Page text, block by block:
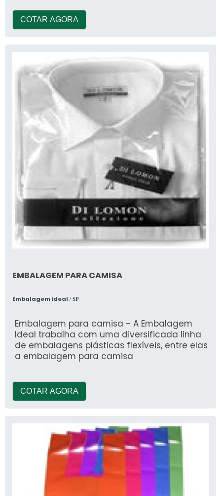
COTAR AGORA
EMBALAGEM PARA CAMISA
Embalagem Ideal / SP
Embalagem para camisa - A Embalagem
Ideal trabalha com uma diversificada linha
de embalagens plásticas flexíveis, entre elas
a embalagem para camisa
COTAR AGORA